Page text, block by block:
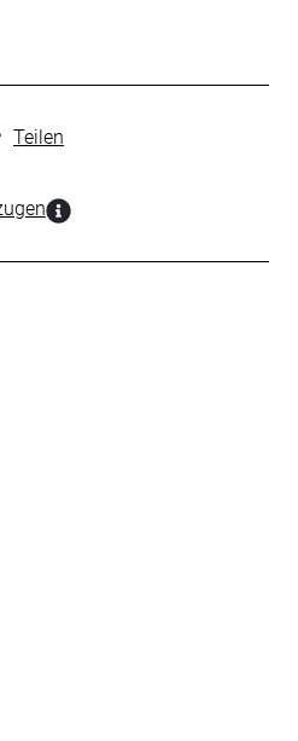
Teilen